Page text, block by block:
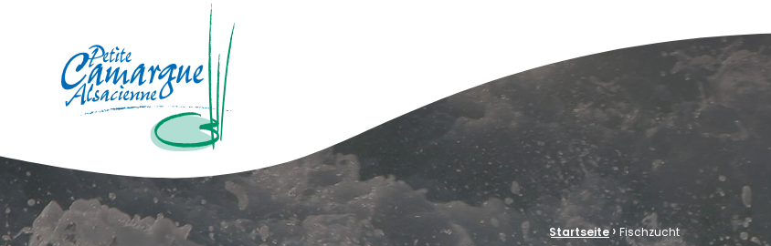
La Petite Camargue Alsacienne Réserve Naturelle au cœur de la plaine rhénane alluviale
Brotkrümelnavigation: Startseite›Fischzucht